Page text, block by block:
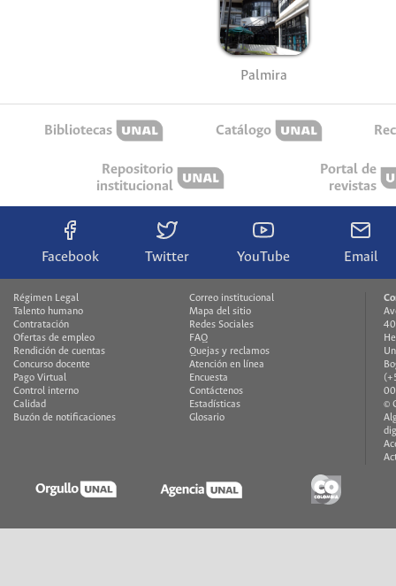
Palmira
Bibliotecas Catálogo
Repositorio
institucional
Portal de
revistas
Facebook Twitter YouTube Email
Régimen Legal
Talento humano
Contratación
Ofertas de empleo
Rendición de cuentas
Concurso docente
Pago Virtual
Control interno
Calidad
Buzón de notificaciones
Correo institucional
Mapa del sitio
Redes Sociales
FAQ
Quejas y reclamos
Atención en línea
Encuesta
Contáctenos
Estadísticas
Glosario
©